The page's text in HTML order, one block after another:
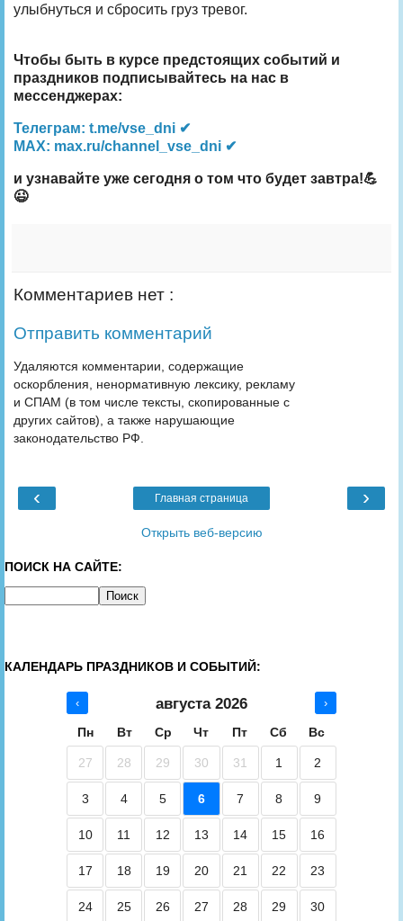
улыбнуться и сбросить груз тревог.
Чтобы быть в курсе предстоящих событий и
праздников подписывайтесь на нас в
мессенджерах:
Телеграм: t.me/vse_dni ✔
MAX: max.ru/channel_vse_dni ✔
и узнавайте уже сегодня о том что будет завтра!💪
😉
Комментариев нет :
Отправить комментарий
Удаляются комментарии, содержащие
оскорбления, ненормативную лексику, рекламу
и СПАМ (в том числе тексты, скопированные с
других сайтов), а также нарушающие
законодательство РФ.
‹ ›
Главная страница
Открыть веб-версию
ПОИСК НА САЙТЕ:
КАЛЕНДАРЬ ПРАЗДНИКОВ И СОБЫТИЙ:
‹ августа 2026 ›
Пн Вт Ср Чт Пт Сб Вс
27 28 29 30 31 1 2
3 4 5 6 7 8 9
10 11 12 13 14 15 16
17 18 19 20 21 22 23
24 25 26 27 28 29 30